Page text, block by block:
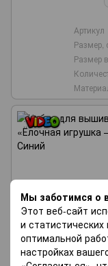
Мы заботимся о
Этот веб-сайт
и
оптимальной
настройках
Артикул
Размер,
Размер